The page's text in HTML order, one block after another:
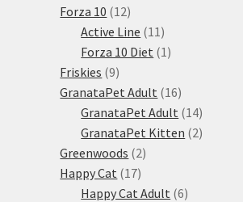
Forza 10 1212
produktů
Active Line 11 11
produktů
Forza 10 Diet 1 1
Friskies 99
produktů
GranataPet Adult 1616
produktů
GranataPet Adult 1414
produktů
GranataPet Kitten 22
Greenwoods 22
Happy Cat 1717
produktů
Happy Cat Adult 66